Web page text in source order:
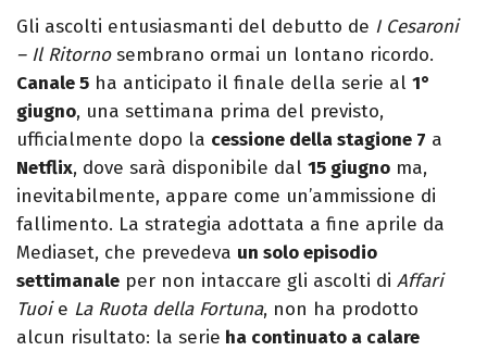
Gli ascolti entusiasmanti del debutto de I Cesaroni
– Il Ritornosembrano ormai un lontano ricordo.
Canale 5 ha anticipato il finale della serie al 1°
giugno, una settimana prima del previsto,
ufficialmente dopo la cessione della stagione 7 a
Netflix, dove sarà disponibile dal 15 giugno ma,
inevitabilmente, appare come un’ammissione di
fallimento. La strategia adottata a fine aprile da
Mediaset, che prevedeva un solo episodio
settimanale per non intaccare gli ascolti di Affari
Tuoie La Ruota della Fortuna, non ha prodotto
alcun risultato: la serie ha continuato a calare